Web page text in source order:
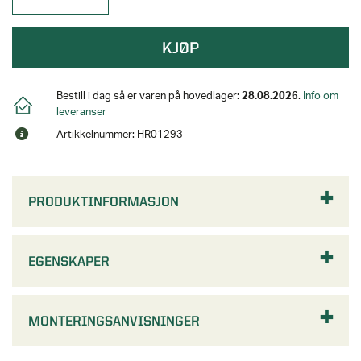
KJØP
Bestill i dag så er varen på hovedlager: 28.08.2026. Info om
leveranser
Artikkelnummer: HR01293
PRODUKTINFORMASJON
EGENSKAPER
MONTERINGSANVISNINGER